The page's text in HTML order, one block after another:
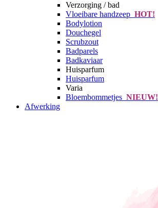
Verzorging / bad
Vloeibare handzeep HOT!
Bodylotion
Douchegel
Scrubzout
Badparels
Badkaviaar
Huisparfum
Huisparfum
Varia
Bloembommetjes NIEUW!
Afwerking